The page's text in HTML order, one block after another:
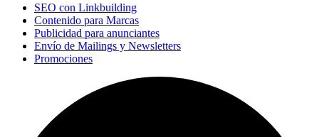
SEO con Linkbuilding
Contenido para Marcas
Publicidad para anunciantes
Envío de Mailings y Newsletters
Promociones